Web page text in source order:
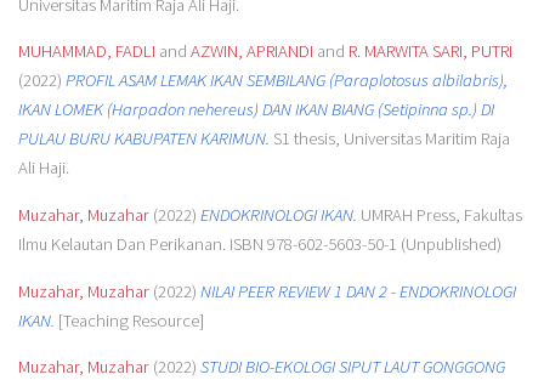
Universitas Maritim Raja Ali Haji.
MUHAMMAD, FADLI and AZWIN, APRIANDI and R. MARWITA SARI, PUTRI
(2022) PROFIL ASAM LEMAK IKAN SEMBILANG (Paraplotosus albilabris),
IKAN LOMEK (Harpadon nehereus) DAN IKAN BIANG (Setipinna sp.) DI
PULAU BURU KABUPATEN KARIMUN. S1 thesis, Universitas Maritim Raja
Ali Haji.
Muzahar, Muzahar(2022) ENDOKRINOLOGI IKAN. UMRAH Press, Fakultas
Ilmu Kelautan Dan Perikanan. ISBN 978-602-5603-50-1 (Unpublished)
Muzahar, Muzahar(2022) NILAI PEER REVIEW 1 DAN 2 - ENDOKRINOLOGI
IKAN. [Teaching Resource]
Muzahar, Muzahar(2022) STUDI BIO-EKOLOGI SIPUT LAUT GONGGONG